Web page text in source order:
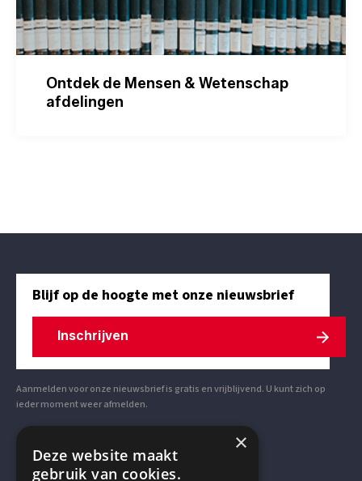
Ontdek de Mensen & Wetenschap
afdelingen
Blijf op de hoogte met onze nieuwsbrief
Inschrijven
Aanmelden voor onze nieuwsbrief is gratis en vrijblijvend. U kunt zich op
ieder moment weer afmelden.
×
Deze website maakt
gebruik van cookies.